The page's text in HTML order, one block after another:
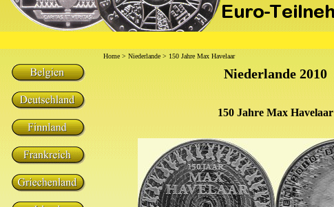
Home > Niederlande > 150 Jahre Max Havelaar
Niederlande 2010
150 Jahre Max Havelaar